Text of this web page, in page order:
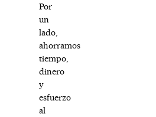
Por
un
lado,
ahorramos
tiempo,
dinero
y
esfuerzo
al